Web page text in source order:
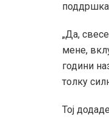
„Да,
мене,
години
толку
Тој